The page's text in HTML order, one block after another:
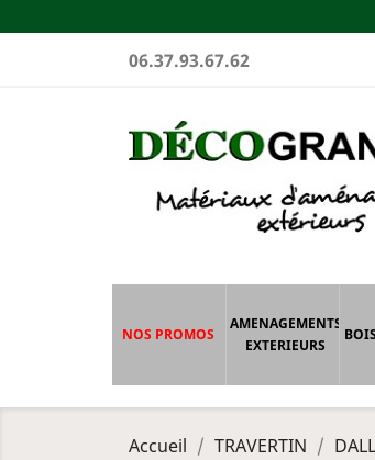
06.37.93.67.62
NOS PROMOS
AMENAGEMENTS
EXTERIEURS
Accueil TRAVERTIN